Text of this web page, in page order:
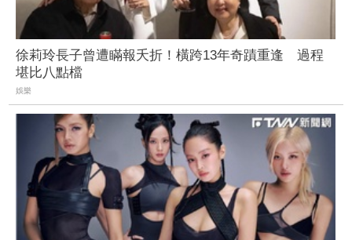
徐莉玲長子曾遭瞞報夭折！橫跨13年奇蹟重逢 過程
堪比八點檔
娛樂